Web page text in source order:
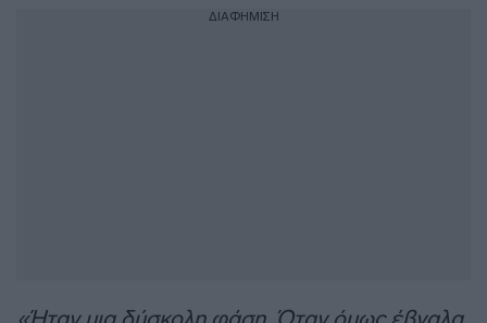
ΔΙΑΦΗΜΙΣΗ
«Ήταν μια δύσκολη φάση. Όταν όμως έβγαλα